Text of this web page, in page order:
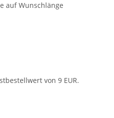
auf Wunschlänge
von 9 EUR.